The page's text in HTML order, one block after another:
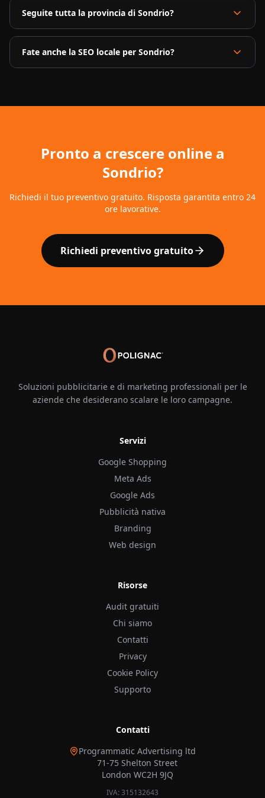
Seguite tutta la provincia di Sondrio?
Fate anche la SEO locale per Sondrio?
Pronto a crescere online a
Sondrio?
Richiedi il tuo preventivo gratuito. Risposta garantita entro 24
ore lavorative.
Richiedi preventivo gratuito
Soluzioni pubblicitarie e di marketing professionali per le
aziende che desiderano scalare le loro campagne.
Servizi
Google Shopping
Meta Ads
Google Ads
Pubblicità nativa
Branding
Web design
Risorse
Audit gratuiti
Chi siamo
Contatti
Privacy
Cookie Policy
Supporto
Contatti
Programmatic Advertising ltd
71-75 Shelton Street
London WC2H 9JQ
IVA: 315132643